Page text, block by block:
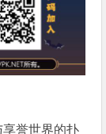
誉世界的扑